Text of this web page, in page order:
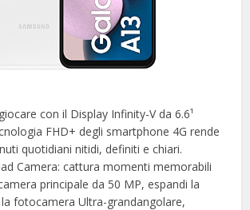
con il Display Infinity-V da 6.6¹
FHD+ degli smartphone 4G rende
quotidiani nitidi, definiti e chiari.
Camera: cattura momenti memorabili
principale da 50 MP, espandi la
fotocamera Ultra-grandangolare,